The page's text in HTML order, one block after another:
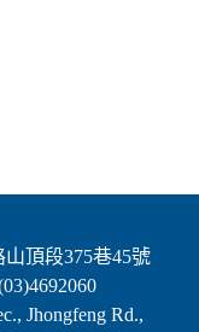
頂段375巷45號
Jhongfeng Rd.,